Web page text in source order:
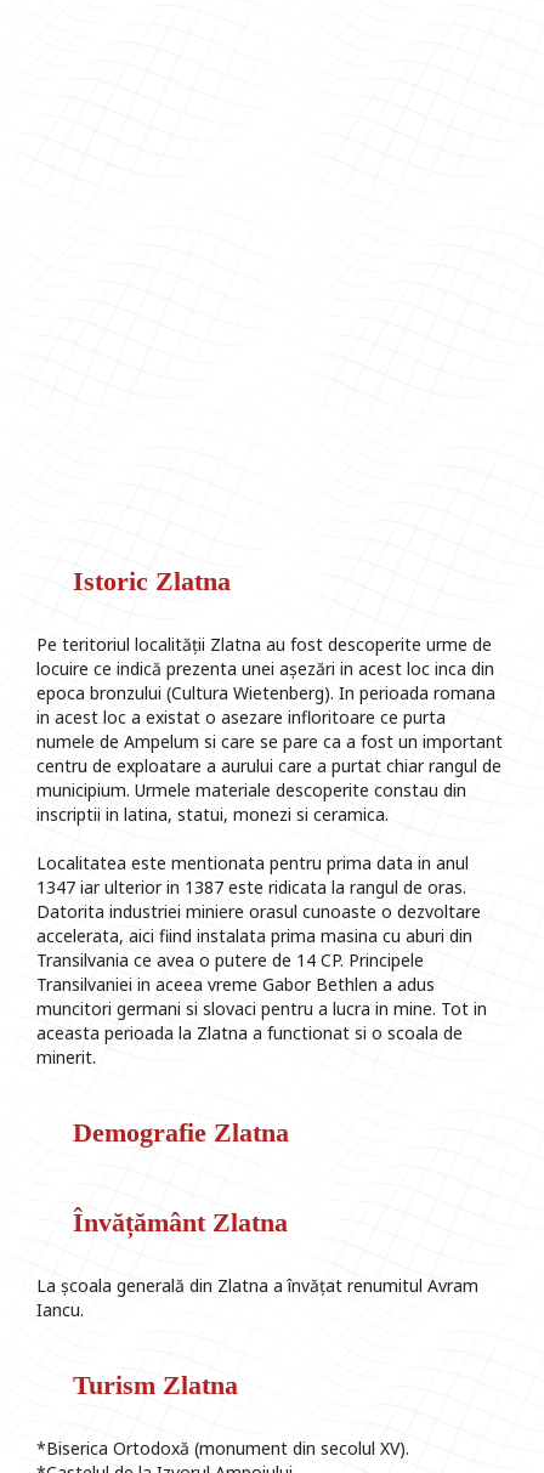
Istoric Zlatna
Pe teritoriul localității Zlatna au fost descoperite urme de
locuire ce indică prezenta unei așezări in acest loc inca din
epoca bronzului (Cultura Wietenberg). In perioada romana
in acest loc a existat o asezare infloritoare ce purta
numele de Ampelum si care se pare ca a fost un important
centru de exploatare a aurului care a purtat chiar rangul de
municipium. Urmele materiale descoperite constau din
inscriptii in latina, statui, monezi si ceramica.
Localitatea este mentionata pentru prima data in anul
1347 iar ulterior in 1387 este ridicata la rangul de oras.
Datorita industriei miniere orasul cunoaste o dezvoltare
accelerata, aici fiind instalata prima masina cu aburi din
Transilvania ce avea o putere de 14 CP. Principele
Transilvaniei in aceea vreme Gabor Bethlen a adus
muncitori germani si slovaci pentru a lucra in mine. Tot in
aceasta perioada la Zlatna a functionat si o scoala de
minerit.
Demografie Zlatna
Învățământ Zlatna
La școala generală din Zlatna a învățat renumitul Avram
Iancu.
Turism Zlatna
*Biserica Ortodoxă (monument din secolul XV).